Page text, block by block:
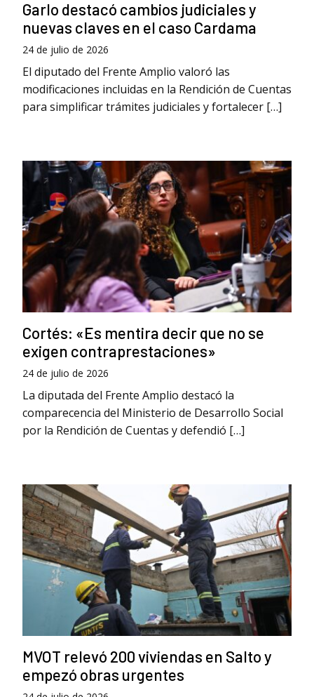
Garlo destacó cambios judiciales y
nuevas claves en el caso Cardama
24 de julio de 2026
El diputado del Frente Amplio valoró las
modificaciones incluidas en la Rendición de Cuentas
para simplificar trámites judiciales y fortalecer […]
Cortés: «Es mentira decir que no se
exigen contraprestaciones»
24 de julio de 2026
La diputada del Frente Amplio destacó la
comparecencia del Ministerio de Desarrollo Social
por la Rendición de Cuentas y defendió […]
MVOT relevó 200 viviendas en Salto y
empezó obras urgentes